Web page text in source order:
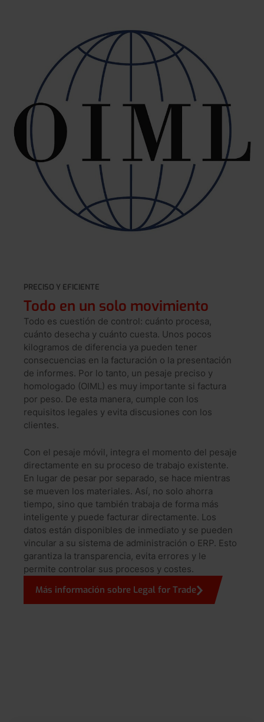
PRECISO Y EFICIENTE
Todo en un solo movimiento
Todo es cuestión de control: cuánto procesa,
cuánto desecha y cuánto cuesta. Unos pocos
kilogramos de diferencia ya pueden tener
consecuencias en la facturación o la presentación
de informes. Por lo tanto, un pesaje preciso y
homologado (OIML) es muy importante si factura
por peso. De esta manera, cumple con los
requisitos legales y evita discusiones con los
clientes.
Con el pesaje móvil, integra el momento del pesaje
directamente en su proceso de trabajo existente.
En lugar de pesar por separado, se hace mientras
se mueven los materiales. Así, no solo ahorra
tiempo, sino que también trabaja de forma más
inteligente y puede facturar directamente. Los
datos están disponibles de inmediato y se pueden
vincular a su sistema de administración o ERP. Esto
garantiza la transparencia, evita errores y le
permite controlar sus procesos y costes.
Más información sobre Legal for Trade